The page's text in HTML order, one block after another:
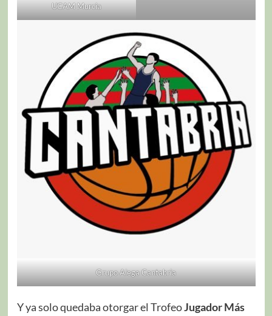
UCAM Murcia
Grupo Alega Cantabria
Y ya solo quedaba otorgar el TrofeoJugador Más